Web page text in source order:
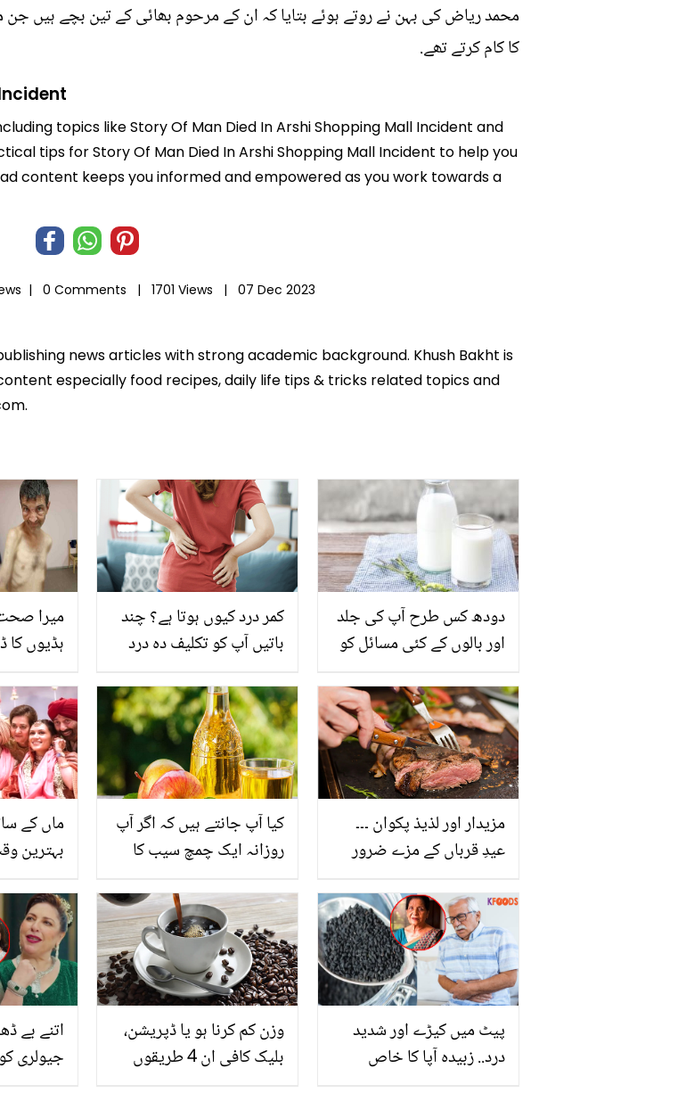
محمد ریاض کی بہن نے روتے ہوئے بتایا کہ ان کے مرحوم بھائی کے تین بچے ہیں جن
کا کام کرتے تھے.
topics like Story Of Man Died In Arshi Shopping Mall Incident and
tips for Story Of Man Died In Arshi Shopping Mall Incident to help you
content keeps you informed and empowered as you work towards a
| 0 Comments | 1701 Views | 07 Dec 2023
news articles with strong academic background. Khush Bakht is
especially food recipes, daily life tips & tricks related topics and
میرا
ہڈیوں کا
بدنصیب
بہن کے
کمر درد کیوں ہوتا ہے؟ چند
باتیں آپ کو تکلیف دہ درد
دودھ کس طرح آپ کی جلد
اور بالوں کے کئی مسائل کو
جانیں تاکہ آپ پا سکیں جلد
اور بالوں کے کئی مسائل کا
علاج
ماں کے
بہترین
دیول نے
کیا آپ جانتے ہیں کہ اگر آپ
روزانہ ایک چمچ سیب کا
ہوگا؟ جانیں اس کے آپ کی
صحت پر حیرت انگیز نتائج
جو جان کر آپ بھی آج سے
ہی ایسا کرنے لگیں گے
مزیدار اور لذیذ پکوان ۔۔۔
عیدِ قرباں کے مزے ضرور
خیال بھی ضروری ہے!
اتنے بے
جیولری
وزن کم کرنا ہو یا ڈپریشن،
بلیک کافی ان 4 طریقوں
پیٹ میں کیڑے اور شدید
درد.. زبیدہ آپا کا خاص